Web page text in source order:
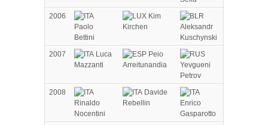
2006
Paolo
Bettini
Kim
Kirchen
Aleksandr
Kuschynski
2007
Luca
Mazzanti
Peio
Arreitunandia
Yevgueni
Petrov
2008
Rinaldo
Nocentini
Davide
Rebellin
Enrico
Gasparotto